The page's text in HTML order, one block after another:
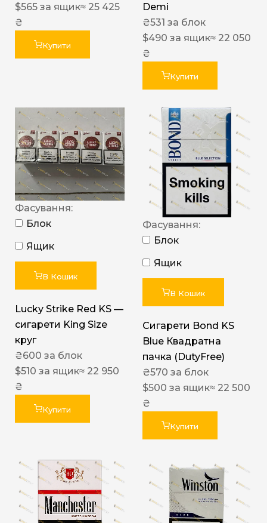
$565 за ящик≈ 25 425
₴
Купити
Demi
₴531 за блок
$490 за ящик≈ 22 050
₴
Купити
Фасування:
Блок
Ящик
В Кошик
Lucky Strike Red KS —
сигарети King Size
круг
₴600 за блок
$510 за ящик≈ 22 950
₴
Купити
Фасування:
Блок
Ящик
В Кошик
Сигарети Bond KS
Blue Квадратна
пачка (DutyFree)
₴570 за блок
$500 за ящик≈ 22 500
₴
Купити